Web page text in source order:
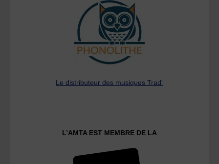
Le distributeur des musiques Trad'
L’AMTA EST MEMBRE DE LA